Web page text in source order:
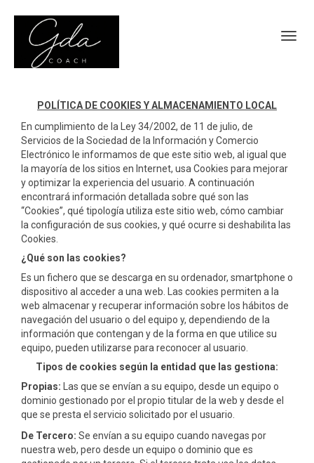
POLÍTICA DE COOKIES Y ALMACENAMIENTO LOCAL
En cumplimiento de la Ley 34/2002, de 11 de julio, de
Servicios de la Sociedad de la Información y Comercio
Electrónico le informamos de que este sitio web, al igual que
la mayoría de los sitios en Internet, usa Cookies para mejorar
y optimizar la experiencia del usuario. A continuación
encontrará información detallada sobre qué son las
“Cookies”, qué tipología utiliza este sitio web, cómo cambiar
la configuración de sus cookies, y qué ocurre si deshabilita las
Cookies.
¿Qué son las cookies?
Es un fichero que se descarga en su ordenador, smartphone o
dispositivo al acceder a una web. Las cookies permiten a la
web almacenar y recuperar información sobre los hábitos de
navegación del usuario o del equipo y, dependiendo de la
información que contengan y de la forma en que utilice su
equipo, pueden utilizarse para reconocer al usuario.
Tipos de cookies según la entidad que las gestiona:
Propias: Las que se envían a su equipo, desde un equipo o
dominio gestionado por el propio titular de la web y desde el
que se presta el servicio solicitado por el usuario.
De Tercero: Se envían a su equipo cuando navegas por
nuestra web, pero desde un equipo o dominio que es